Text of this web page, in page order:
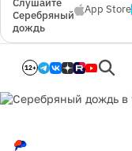
Серебряный
дождь
App Store
12+